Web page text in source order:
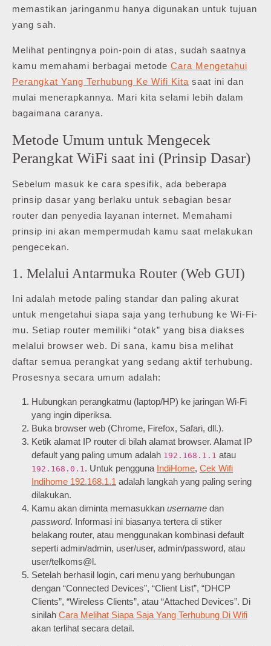
memastikan jaringanmu hanya digunakan untuk tujuan
yang sah.
Melihat pentingnya poin-poin di atas, sudah saatnya
kamu memahami berbagai metode Cara Mengetahui
Perangkat Yang Terhubung Ke Wifi Kita saat ini dan
mulai menerapkannya. Mari kita selami lebih dalam
bagaimana caranya.
Metode Umum untuk Mengecek
Perangkat WiFi saat ini (Prinsip Dasar)
Sebelum masuk ke cara spesifik, ada beberapa
prinsip dasar yang berlaku untuk sebagian besar
router dan penyedia layanan internet. Memahami
prinsip ini akan mempermudah kamu saat melakukan
pengecekan.
1. Melalui Antarmuka Router (Web GUI)
Ini adalah metode paling standar dan paling akurat
untuk mengetahui siapa saja yang terhubung ke Wi-Fi-
mu. Setiap router memiliki “otak” yang bisa diakses
melalui browser web. Di sana, kamu bisa melihat
daftar semua perangkat yang sedang aktif terhubung.
Prosesnya secara umum adalah:
Hubungkan perangkatmu (laptop/HP) ke jaringan Wi-Fi
yang ingin diperiksa.
Buka browser web (Chrome, Firefox, Safari, dll.).
Ketik alamat IP router di bilah alamat browser. Alamat IP
default yang paling umum adalah 192.168.1.1 atau
192.168.0.1 . Untuk pengguna IndiHome, Cek Wifi
Indihome 192.168.1.1 adalah langkah yang paling sering
dilakukan.
Kamu akan diminta memasukkan username dan
password. Informasi ini biasanya tertera di stiker
belakang router, atau menggunakan kombinasi default
seperti admin/admin, user/user, admin/password, atau
user/telkoms@l.
Setelah berhasil login, cari menu yang berhubungan
dengan “Connected Devices”, “Client List”, “DHCP
Clients”, “Wireless Clients”, atau “Attached Devices”. Di
sinilah Cara Melihat Siapa Saja Yang Terhubung Di Wifi
akan terlihat secara detail.